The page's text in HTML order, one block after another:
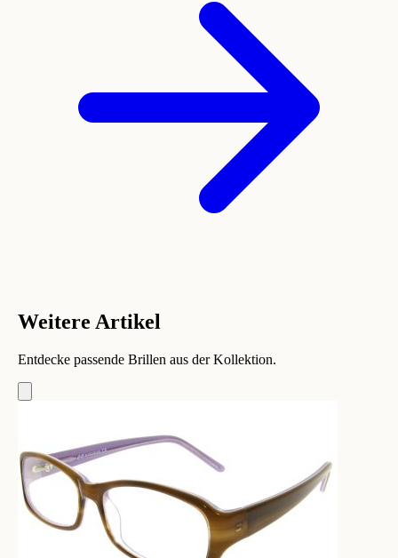
Weitere Artikel
Entdecke passende Brillen aus der Kollektion.